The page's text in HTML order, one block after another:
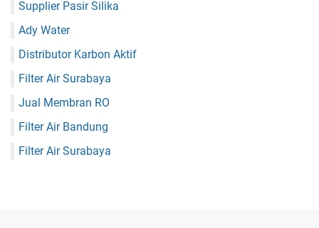
Supplier Pasir Silika
Ady Water
Distributor Karbon Aktif
Filter Air Surabaya
Jual Membran RO
Filter Air Bandung
Filter Air Surabaya